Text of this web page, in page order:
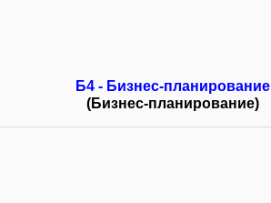
Б4 - Бизнес-планирование
(Бизнес-планирование)